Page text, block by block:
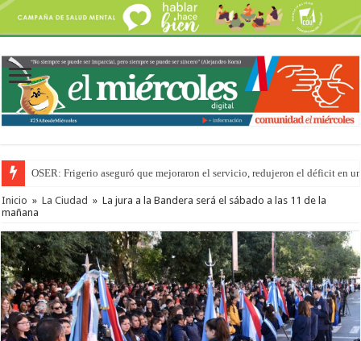
OSER: Frigerio aseguró que mejoraron el servicio, redujeron el déficit en
Inicio » La Ciudad » La jura a la Bandera será el sábado a las 11 de la
mañana